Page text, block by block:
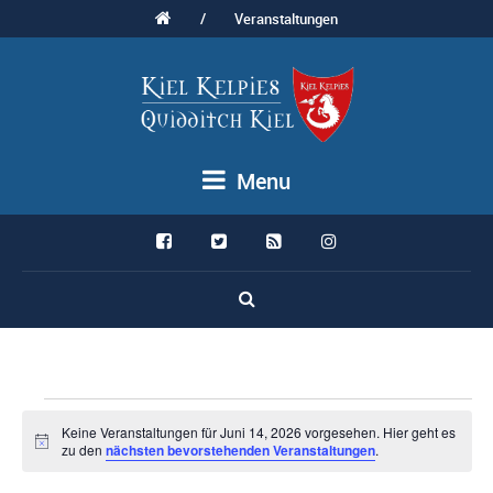
/ Veranstaltungen
Menu
Veranstaltungen
für
Hinweis
Keine Veranstaltungen für Juni 14, 2026 vorgesehen. Hier geht es
zu den nächsten bevorstehenden Veranstaltungen.